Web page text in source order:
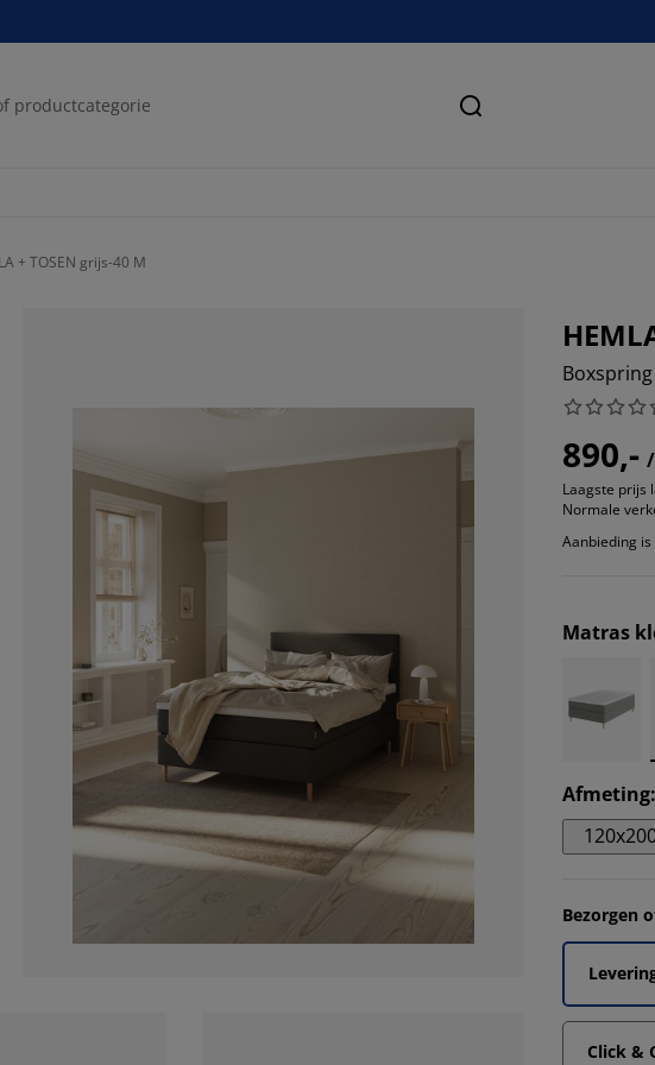
Zoeken
+ TOSEN grijs-40 M
Boxspring
890,-
Laagste prijs
Normale
Aanbieding
Matras
Afmeting:
Bezorgen
Click &